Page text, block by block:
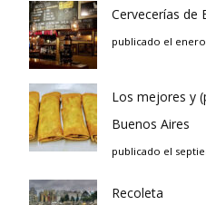
Cervecerías de
publicado el enero
Los mejores y
Buenos Aires
publicado el
Recoleta